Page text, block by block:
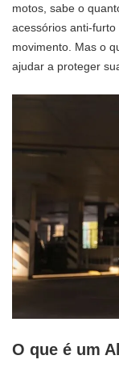
motos, sabe o
acessórios anti-
movimento. Mas o
ajudar a proteger
O que é um